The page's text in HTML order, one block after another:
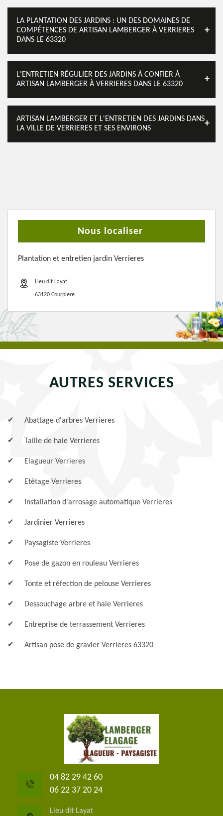
LA PLANTATION DES JARDINS : UN DES DOMAINES DE
COMPÉTENCES DE ARTISAN LAMBERGER À VERRIERES
DANS LE 63320
L'ENTRETIEN RÉGULIER DES JARDINS À CONFIER À
ARTISAN LAMBERGER À VERRIERES DANS LE 63320
ARTISAN LAMBERGER ET L'ENTRETIEN DES JARDINS DANS
LA VILLE DE VERRIERES ET SES ENVIRONS
Nous localiser
Plantation et entretien jardin Verrieres
Lieu dit Layat
63120 Courpiere
AUTRES SERVICES
Abattage d'arbres Verrieres
Taille de haie Verrieres
Elagueur Verrieres
Etêtage Verrieres
Installation d'arrosage automatique Verrieres
Jardinier Verrieres
Paysagiste Verrieres
Pose de gazon en rouleau Verrieres
Tonte et réfection de pelouse Verrieres
Dessouchage arbre et haie Verrieres
Entreprise de terrassement Verrieres
Artisan pose de gravier Verrieres 63320
04 82 29 42 60
06 22 37 20 24
Lieu dit Layat